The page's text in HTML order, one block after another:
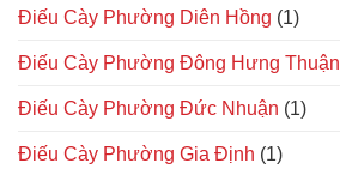
Điếu Cày Phường Diên Hồng (1)
Điếu Cày Phường Đông Hưng Thuận
Điếu Cày Phường Đức Nhuận (1)
Điếu Cày Phường Gia Định (1)